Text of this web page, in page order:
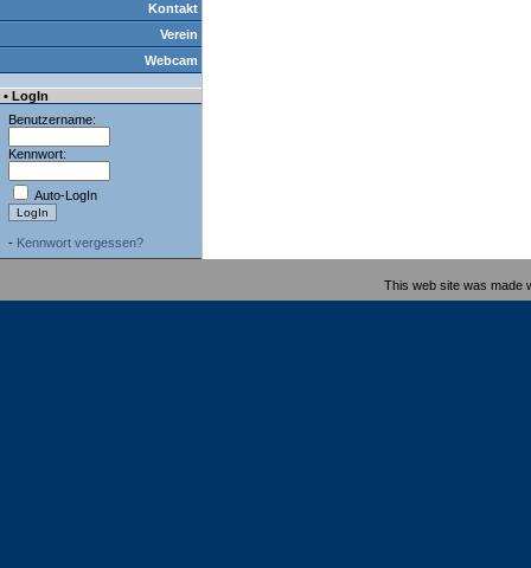
Kontakt
Verein
Webcam
• LogIn
Benutzername:
Kennwort:
Auto-LogIn
- Kennwort vergessen?
This web site was made